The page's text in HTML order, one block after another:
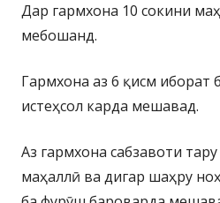
Дар гармхона 10 сокини
мебошанд.
Гармхона аз 6 қисм иборат
истеҳсол карда мешавад.
Аз гармхона сабзавоти
маҳаллӣ ва дигар шаҳру